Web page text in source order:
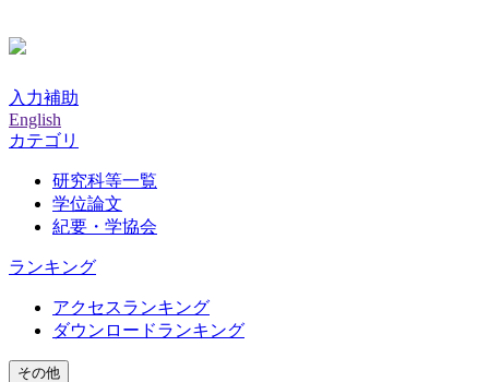
入力補助
English
カテゴリ
研究科等一覧
学位論文
紀要・学協会
ランキング
アクセスランキング
ダウンロードランキング
その他